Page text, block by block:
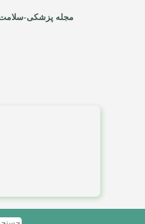
مجله پزشکی-سلامت